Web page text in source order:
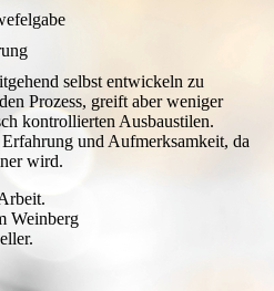
selbst entwickeln zu
Prozess, greift aber weniger
kontrollierten Ausbaustilen.
und Aufmerksamkeit, da
wird.
Weinberg